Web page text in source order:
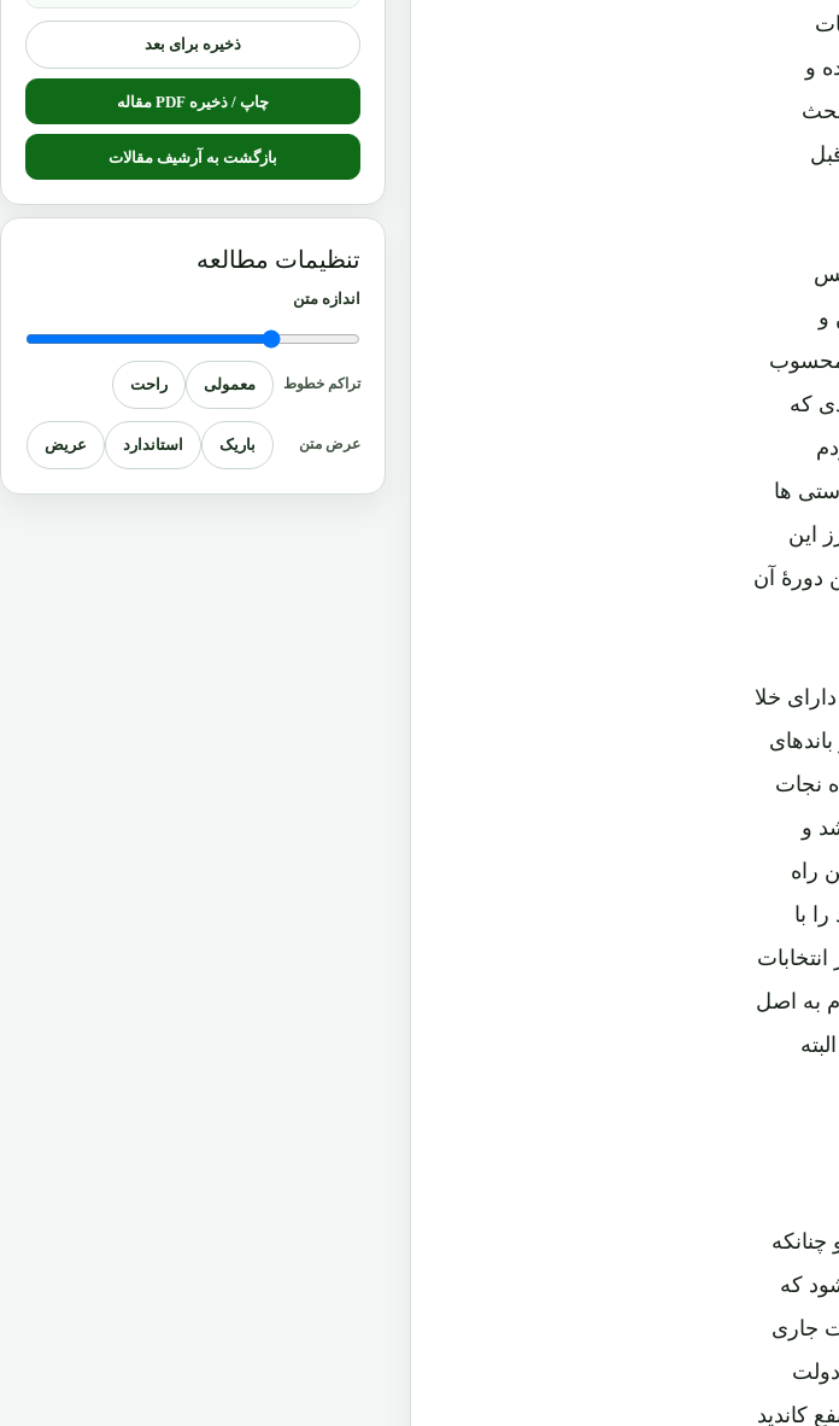
و
محسوب
که
ها
این
آن
بصورت متزلزل و دارای خلا
نجات
و
راه
با
به اصل
از کاندید های ریاست جمهوری 2009 بود و چنانکه
که
جاری
کاندید
ذخیره برای بعد
چاپ / ذخیره PDF مقاله
بازگشت به آرشیف مقالات
تنظیمات مطالعه
اندازه متن
تراکم خطوط معمولی راحت
باریک استاندارد